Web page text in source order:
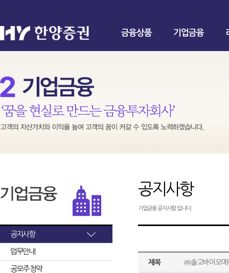
금융상품 기업금융
공지사항
업무안내
공모주 청약
공지사항
기업금융 공지사항 입니다.
제목 ㈜솔고바이오메